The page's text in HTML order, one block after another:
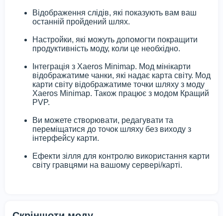
Відображення слідів, які показують вам ваш
останній пройдений шлях.
Настройки, які можуть допомогти покращити
продуктивність моду, коли це необхідно.
Інтеграція з Xaeros Minimap. Мод мінікарти
відображатиме чанки, які надає карта світу. Мод
карти світу відображатиме точки шляху з моду
Xaeros Minimap. Також працює з модом Кращий
PVP.
Ви можете створювати, редагувати та
переміщатися до точок шляху без виходу з
інтерфейсу карти.
Ефекти зілля для контролю використання карти
світу гравцями на вашому сервері/карті.